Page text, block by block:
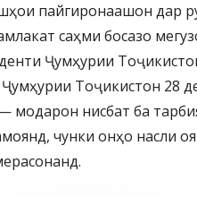
пайгиронаашон дар
саҳми босазо
Ҷумҳурии
Тоҷикистон 28
модарон нисбат ба
чунки онҳо насли